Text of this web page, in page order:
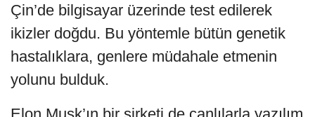
Çin’de bilgisayar üzerinde test edilerek
ikizler doğdu. Bu yöntemle bütün genetik
hastalıklara, genlere müdahale etmenin
yolunu bulduk.